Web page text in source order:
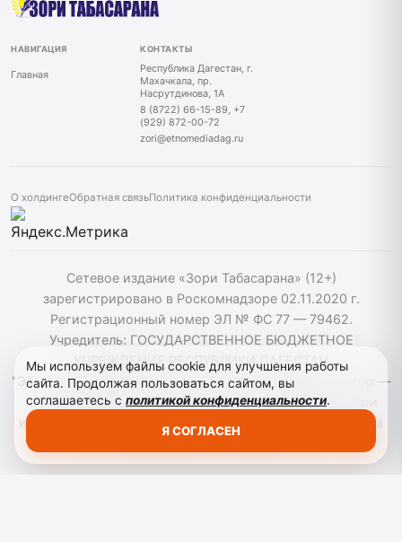
НАВИГАЦИЯ
Главная
КОНТАКТЫ
Республика Дагестан, г.
Махачкала, пр.
Насрутдинова, 1А
8 (8722) 66-15-89, +7
(929) 872-00-72
zori@etnomediadag.ru
О холдингеОбратная связьПолитика конфиденциальности
Сетевое издание «Зори Табасарана» (12+)
зарегистрировано в Роскомнадзоре 02.11.2020 г.
Регистрационный номер ЭЛ № ФС 77 — 79462.
Учредитель: ГОСУДАРСТВЕННОЕ БЮДЖЕТНОЕ
УЧРЕЖДЕНИЕ РЕСПУБЛИКИ ДАГЕСТАН
"ЭТНОМЕДИАХОЛДИНГ "ДАГЕСТАН". Главный редактор —
Г. Н. Маллалиев, Телефон редакции: 88722661589. При
использовании материалов сайта активная гиперссылка
Мы используем файлы cookie для улучшения работы
сайта. Продолжая пользоваться сайтом, вы
соглашаетесь с политикой конфиденциальности.
Я СОГЛАСЕН